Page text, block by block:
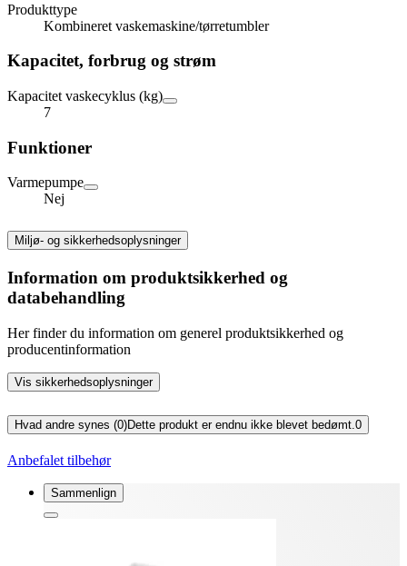
Produkttype
Kombineret vaskemaskine/tørretumbler
Kapacitet, forbrug og strøm
Kapacitet vaskecyklus (kg)
7
Funktioner
Varmepumpe
Nej
Miljø- og sikkerhedsoplysninger
Information om produktsikkerhed og
databehandling
Her finder du information om generel produktsikkerhed og
producentinformation
Vis sikkerhedsoplysninger
Hvad andre synes (0)Dette produkt er endnu ikke blevet bedømt. 0
Anbefalet tilbehør
Sammenlign